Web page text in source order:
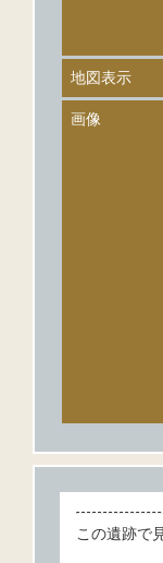
地図表示
画像
この遺跡で